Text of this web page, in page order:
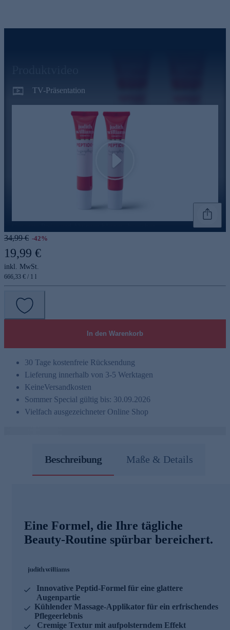
TV-Präsentation
Play
34,99 € -42%
19,99 €
inkl. MwSt.
666,33 € / 1 l
In den Warenkorb
30 Tage kostenfreie Rücksendung
Lieferung innerhalb von 3-5 Werktagen
KeineVersandkosten
Sommer Special gültig bis: 30.09.2026
Vielfach ausgezeichneter Online Shop
Beschreibung Maße & Details
Eine Formel, die Ihre tägliche
Beauty-Routine spürbar bereichert.
Innovative Peptid-Formel für eine glattere
Augenpartie
Kühlender Massage-Applikator für ein erfrischendes
Pflegeerlebnis
Cremige Textur mit aufpolsterndem Effekt